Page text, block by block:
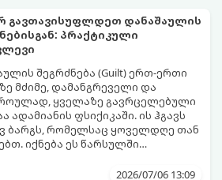
გავთავისუფლდეთ დანაშაულის
პრაქტიკული
შეგრძნება (Guilt) ერთ-ერთი
მძიმე, დამანგრეველი და
ყველაზე გავრცელებული
ადამიანის ფსიქიკაში. ის ჰგავს
ბარგს, რომელსაც ყოველდღე თან
იქნება ეს წარსულში
ოჯახის წევრებისთვის
გრძნობას აქვს თავისი
2026/07/06 13:09